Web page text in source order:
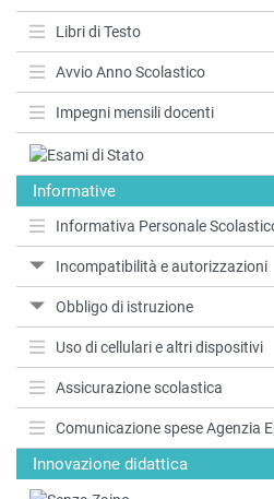
Libri di Testo
Avvio Anno Scolastico
Impegni mensili docenti
Informative
Informativa Personale
Incompatibilità e autorizzazioni
Obbligo di istruzione
Uso di cellulari e altri dispositivi
Assicurazione scolastica
Comunicazione spese Agenzia
Innovazione didattica